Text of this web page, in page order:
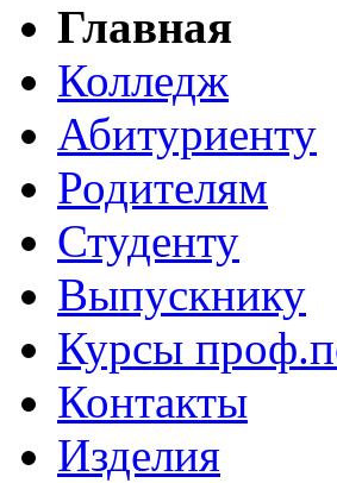
Главная
Колледж
Абитуриенту
Родителям
Студенту
Выпускнику
Курсы
Контакты
Изделия